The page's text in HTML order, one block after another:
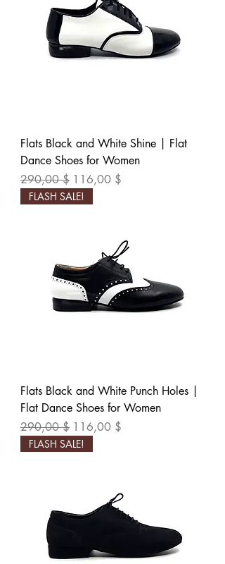
Flats Black and White Shine | Flat
Dance Shoes for Women
Обычная цена
290,00 $ Цена со скидкой
116,00 $
FLASH SALE!
Flats Black and White Punch Holes |
Flat Dance Shoes for Women
Обычная цена
290,00 $ Цена со скидкой
116,00 $
FLASH SALE!